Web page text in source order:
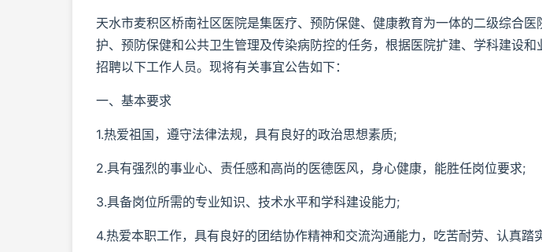
天水市麦积区桥南社区医院是集医疗、预防保健、健康教育为一体的二级综合
护、预防保健和公共卫生管理及传染病防控的任务，根据医院扩建、学科建设
招聘以下工作人员。现将有关事宜公告如下：
一、基本要求
1.热爱祖国，遵守法律法规，具有良好的政治思想素质;
2.具有强烈的事业心、责任感和高尚的医德医风，身心健康，能胜任岗位要求;
3.具备岗位所需的专业知识、技术水平和学科建设能力;
4.热爱本职工作，具有良好的团结协作精神和交流沟通能力，吃苦耐劳、认真踏